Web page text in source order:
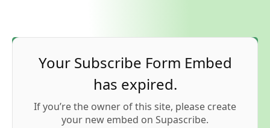
Your Subscribe Form Embed
has expired.
If you’re the owner of this site, please create
your new embed on Supascribe.